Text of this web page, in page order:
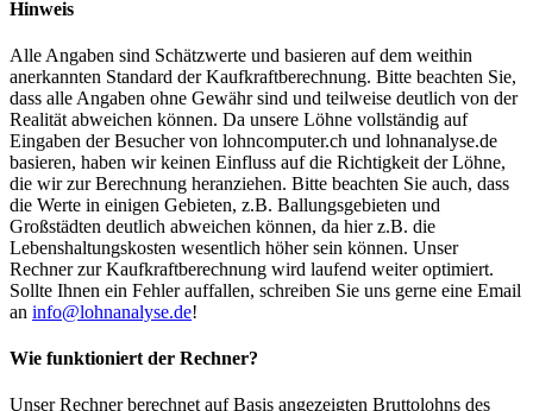
Hinweis
Alle Angaben sind Schätzwerte und basieren auf dem weithin
anerkannten Standard der Kaufkraftberechnung. Bitte beachten Sie,
dass alle Angaben ohne Gewähr sind und teilweise deutlich von der
Realität abweichen können. Da unsere Löhne vollständig auf
Eingaben der Besucher von lohncomputer.ch und lohnanalyse.de
basieren, haben wir keinen Einfluss auf die Richtigkeit der Löhne,
die wir zur Berechnung heranziehen. Bitte beachten Sie auch, dass
die Werte in einigen Gebieten, z.B. Ballungsgebieten und
Großstädten deutlich abweichen können, da hier z.B. die
Lebenshaltungskosten wesentlich höher sein können. Unser
Rechner zur Kaufkraftberechnung wird laufend weiter optimiert.
Sollte Ihnen ein Fehler auffallen, schreiben Sie uns gerne eine Email
an info@lohnanalyse.de!
Wie funktioniert der Rechner?
Unser Rechner berechnet auf Basis angezeigten Bruttolohns des